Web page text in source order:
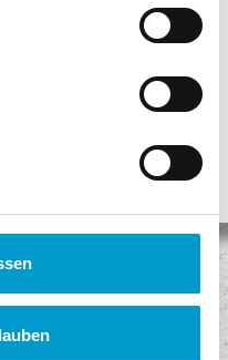
65.450 Punkte
›
Versandkosten!